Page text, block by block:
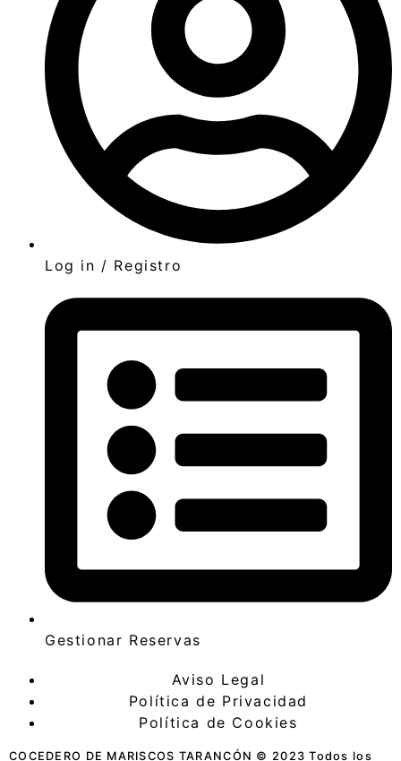
Log in / Registro
Gestionar Reservas
Aviso Legal
Política de Privacidad
Política de Cookies
COCEDERO DE MARISCOS TARANCÓN © 2023 Todos los